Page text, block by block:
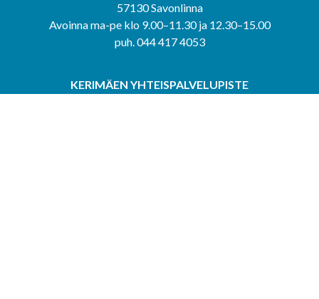
57130 Savonlinna
Avoinna ma-pe klo 9.00–11.30 ja 12.30–15.00
puh. 044 417 4053
KERIMÄEN YHTEISPALVELUPISTE